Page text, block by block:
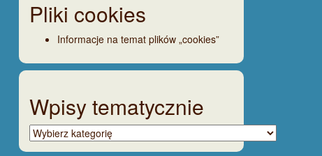
Pliki cookies
Informacje na temat plików „cookies”
Wpisy tematycznie
Wpisy
tematycznie